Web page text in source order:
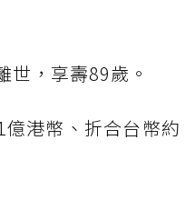
世，享壽89歲。
港幣、折合台幣約